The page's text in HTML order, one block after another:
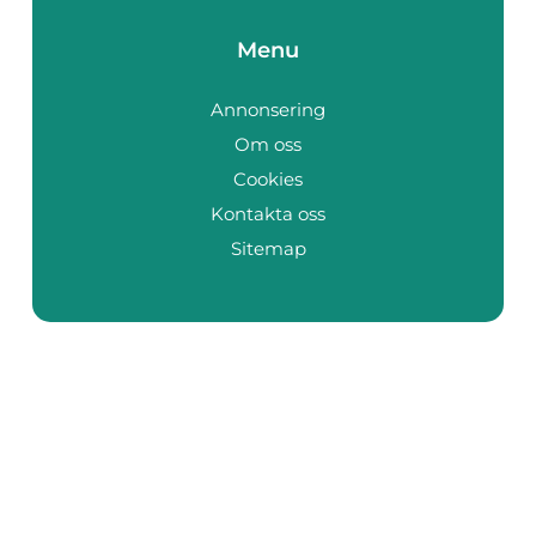
Menu
Annonsering
Om oss
Cookies
Kontakta oss
Sitemap